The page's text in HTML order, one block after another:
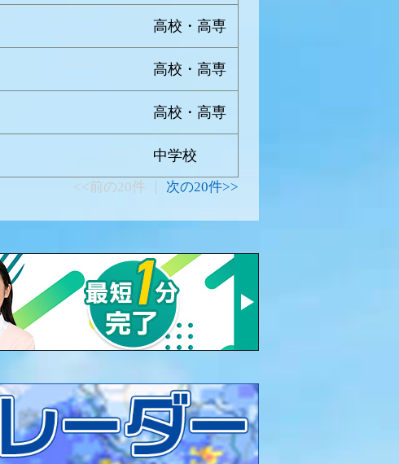
高校・高専
高校・高専
高校・高専
中学校
<<前の20件 ｜ 次の20件>>